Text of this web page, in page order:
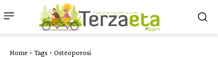
Home Tags Osteoporosi